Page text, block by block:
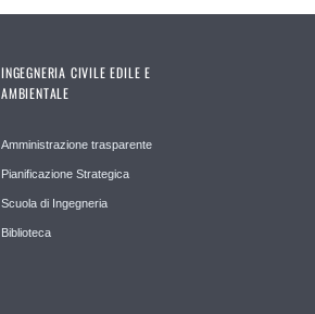
INGEGNERIA CIVILE EDILE E
AMBIENTALE
Amministrazione trasparente
Pianificazione Strategica
Scuola di Ingegneria
Biblioteca